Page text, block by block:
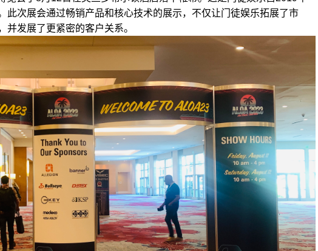
此次展会通过畅销产品和核心技术的展示，不仅让门徒娱乐拓展了市
发展了更紧密的客户关系。